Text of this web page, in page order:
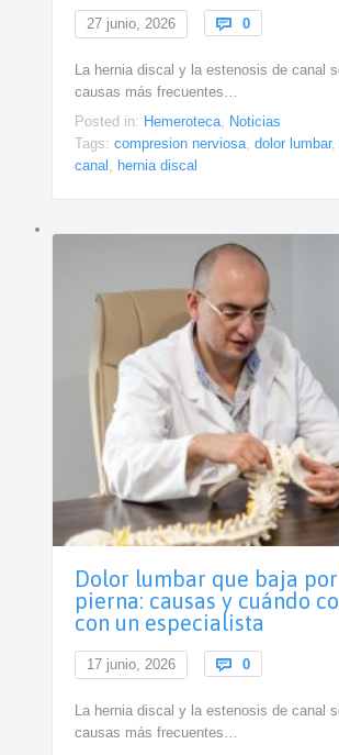
27 junio, 2026  0Comments
La hernia discal y la estenosis de canal
causas más frecuentes…
Posted in: Hemeroteca, Noticias
Tags: compresion nerviosa, dolor lumbar,
canal
hernia discal
Dolor lumbar que baja
pierna: causas y cuándo
con un especialista
17 junio, 2026  0Comments
La hernia discal y la estenosis de canal
causas más frecuentes…